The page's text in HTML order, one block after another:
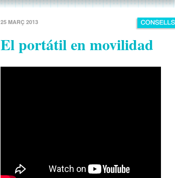
25 MARÇ 2013
El portátil en movilidad